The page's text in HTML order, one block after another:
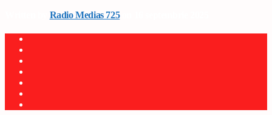
Radio Medias 725on 16 septembrie 2025